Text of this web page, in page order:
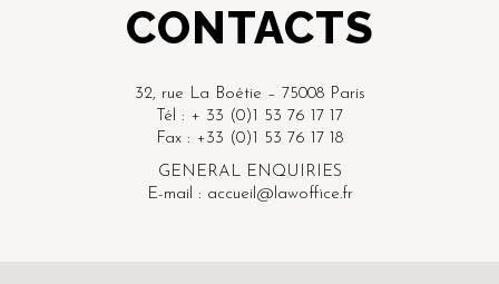
CONTACTS
32, rue La Boétie – 75008 Paris
Tél : + 33 (0)1 53 76 17 17
Fax : +33 (0)1 53 76 17 18
GENERAL ENQUIRIES
E-mail : accueil@lawoffice.fr